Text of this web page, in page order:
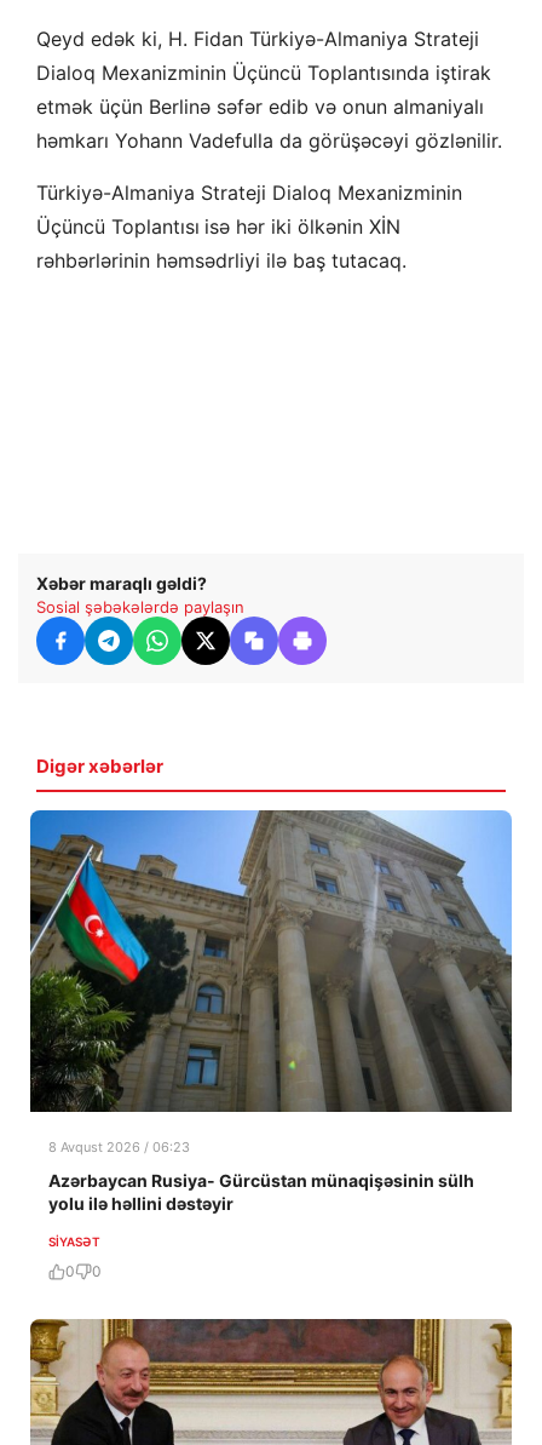
Qeyd edək ki, H. Fidan Türkiyə-Almaniya Strateji
Dialoq Mexanizminin Üçüncü Toplantısında iştirak
etmək üçün Berlinə səfər edib və onun almaniyalı
həmkarı Yohann Vadefulla da görüşəcəyi gözlənilir.
Türkiyə-Almaniya Strateji Dialoq Mexanizminin
Üçüncü Toplantısı isə hər iki ölkənin XİN
rəhbərlərinin həmsədrliyi ilə baş tutacaq.
Xəbər maraqlı gəldi?
Sosial şəbəkələrdə paylaşın
Digər xəbərlər
8 Avqust 2026 / 06:23
Azərbaycan Rusiya- Gürcüstan münaqişəsinin sülh
yolu ilə həllini dəstəyir
SIYASƏT
0 0